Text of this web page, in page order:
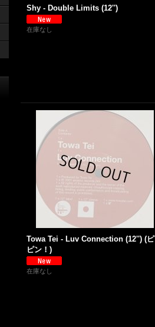
Shy - Double Limits (12'')
在庫なし
Towa Tei - Luv Connection (12'') (
ピン！)
在庫なし